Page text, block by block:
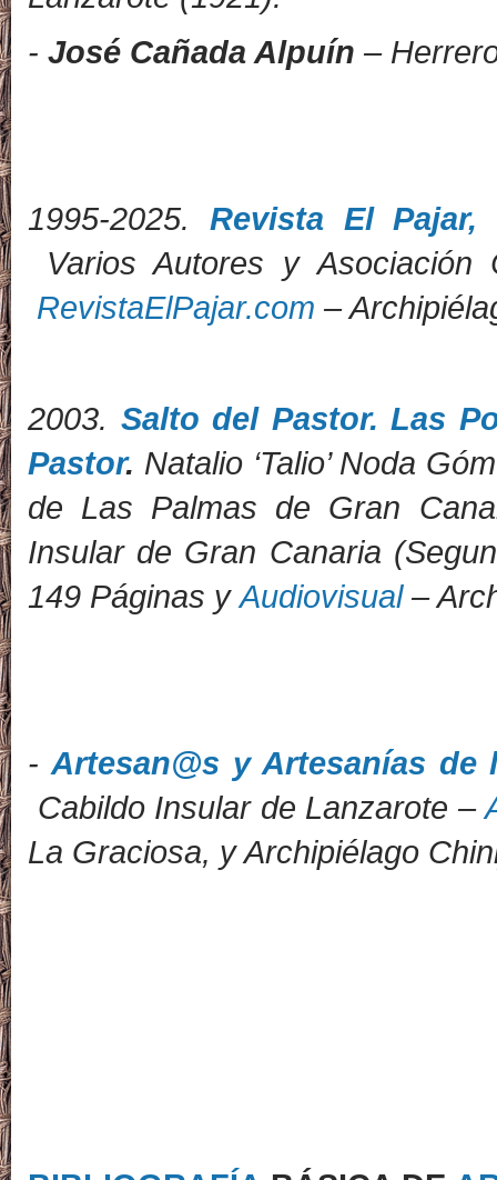
- José Cañada Alpuín –
1995-2025. Revista El Pajar,
Varios Autores y Asociación
RevistaElPajar.com –
2003. Salto del Pastor. Las
Pastor. Natalio ‘Talio’ Noda
de Las Palmas de Gran
Insular de Gran Canaria
149 Páginas yAudiovisual–
-Artesan@s y Artesanías
Cabildo Insular de Lanzarote –
La Graciosa, y Archipiélago